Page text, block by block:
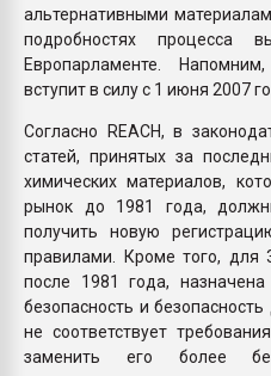
альтернативными
подробностях процесса
Европарламенте.
вступит в силу с 1 июня 2007
Согласно REACH, в
статей, принятых за
химических материалов,
рынок до 1981 года,
получить новую
правилами. Кроме того, для
после 1981 года,
безопасность и
не соответствует
заменить его более